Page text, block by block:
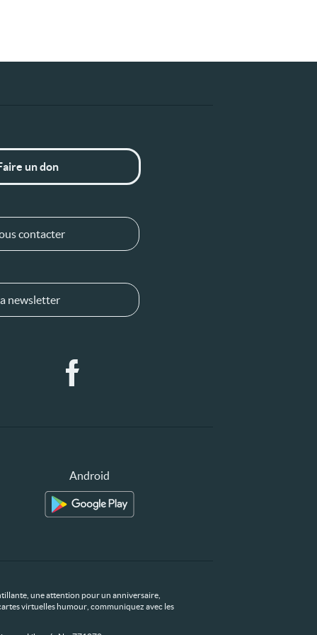
un don
contacter
newsletter
Android
une attention pour un anniversaire,
virtuelles humour, communiquez avec les